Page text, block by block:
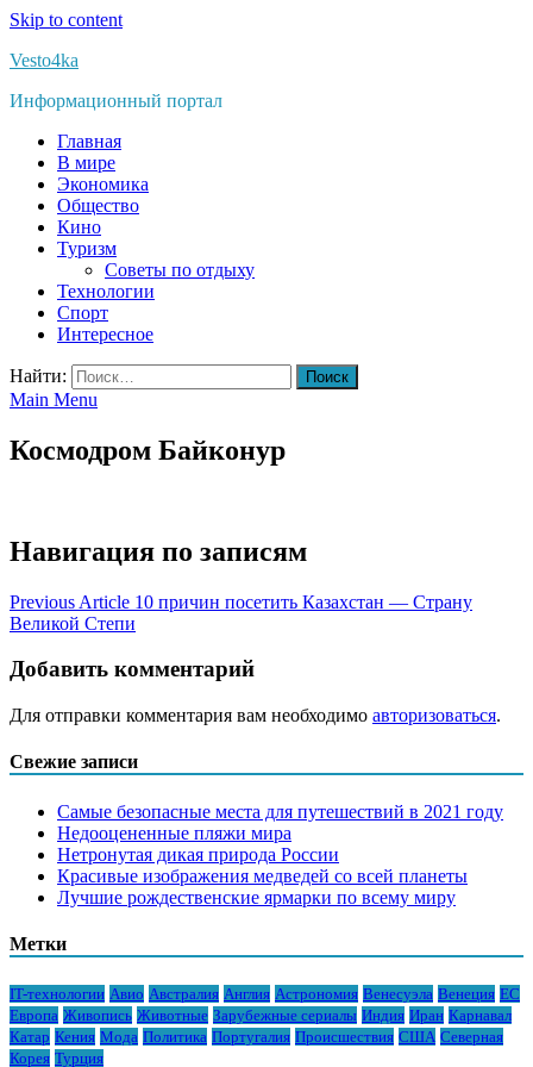
Skip to content
Vesto4ka
Информационный портал
Главная
В мире
Экономика
Общество
Кино
Туризм
Советы по отдыху
Технологии
Спорт
Интересное
Найти:
Main Menu
Космодром Байконур
Навигация по записям
Previous Article 10 причин посетить Казахстан — Страну
Великой Степи
Добавить комментарий
Для отправки комментария вам необходимо авторизоваться.
Свежие записи
Самые безопасные места для путешествий в 2021 году
Недооцененные пляжи мира
Нетронутая дикая природа России
Красивые изображения медведей со всей планеты
Лучшие рождественские ярмарки по всему миру
Метки
IT-технологии Авио Австралия Англия Астрономия Венесуэла Венеция ЕС
Европа Живопись Животные Зарубежные сериалы Индия Иран Карнавал
Катар Кения Мода Политика Португалия Происшествия США Северная
Корея Турция